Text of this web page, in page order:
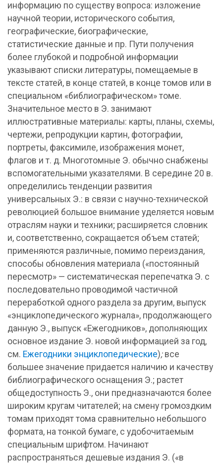
информацию по существу вопроса: изложение
научной теории, исторического события,
географические, биографические,
статистические данные и пр. Пути получения
более глубокой и подробной информации
указывают списки литературы, помещаемые в
тексте статей, в конце статей, в конце томов или в
специальном «библиографическом» томе.
Значительное место в Э. занимают
иллюстративные материалы: карты, планы, схемы,
чертежи, репродукции картин, фотографии,
портреты, факсимиле, изображения монет,
флагов и т. д. Многотомные Э. обычно снабжены
вспомогательными указателями. В середине 20 в.
определились тенденции развития
универсальных Э.: в связи с научно-технической
революцией большое внимание уделяется новым
отраслям науки и техники; расширяется словник
и, соответственно, сокращается объем статей;
применяются различные, помимо переиздания,
способы обновления материала («постоянный
пересмотр» — систематическая перепечатка Э. с
последовательно проводимой частичной
переработкой одного раздела за другим, выпуск
«энциклопедического журнала», продолжающего
данную Э., выпуск «Ежегодников», дополняющих
основное издание Э. новой информацией за год,
см. Ежегодники энциклопедические);все
большее значение придается наличию и качеству
библиографического оснащения Э.; растет
общедоступность Э., они предназначаются более
широким кругам читателей; на смену громоздким
томам приходят тома сравнительно небольшого
формата, на тонкой бумаге, с удобочитаемым
специальным шрифтом. Начинают
распространяться дешевые издания Э. («в